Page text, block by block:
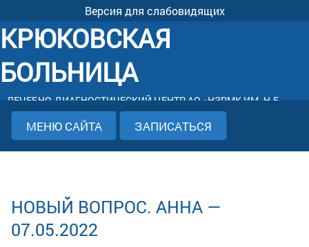
Версия для слабовидящих
КРЮКОВСКАЯ
БОЛЬНИЦА
ЛЕЧЕБНО-ДИАГНОСТИЧЕСКИЙ ЦЕНТР АО «НЗРМК ИМ. Н.Е.
КРЮКОВА»
МЕНЮ САЙТА ЗАПИСАТЬСЯ
НОВЫЙ ВОПРОС. АННА —
07.05.2022